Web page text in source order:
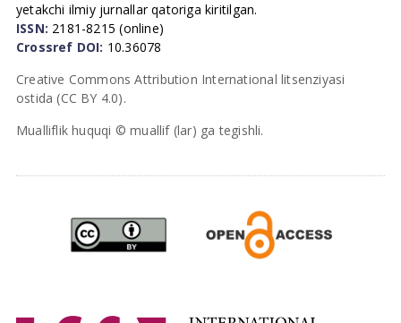
yetakchi ilmiy jurnallar qatoriga kiritilgan.
ISSN: 2181-8215 (online)
Crossref DOI: 10.36078
Creative Commons Attribution International litsenziyasi
ostida (CC BY 4.0).
Mualliflik huquqi © muallif (lar) ga tegishli.